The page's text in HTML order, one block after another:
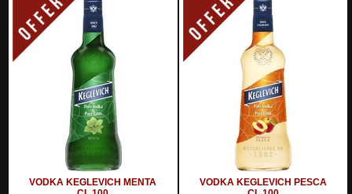
VODKA KEGLEVICH MENTA
VODKA KEGLEVICH PESCA